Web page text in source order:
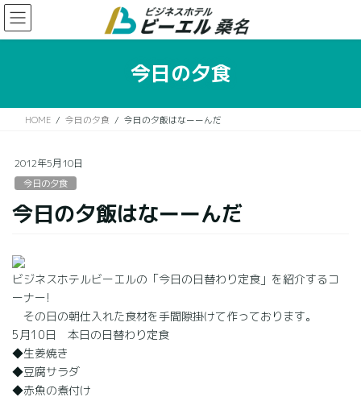
コ
ン
テ
移
ナ
ビ
ゲ
ン
今日の夕食
HOME 今日の夕食 今日の夕飯はなーーんだ
2012年5月10日
今日の夕食
今日の夕飯はなーーんだ
ビジネスホテルビーエルの「今日の日替わり定食」を紹介するコ
ーナー!
その日の朝仕入れた食材を手間隙掛けて作っております。
5月10日 本日の日替わり定食
◆生姜焼き
◆豆腐サラダ
◆赤魚の煮付け